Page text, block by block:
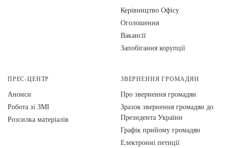
Керівництво Офісу
Оголошення
Вакансії
Запобігання корупції
ПРЕС-ЦЕНТР
Анонси
Робота зі ЗМІ
Розсилка матеріалів
ЗВЕРНЕННЯ ГРОМАДЯН
Про звернення громадян
Зразок звернення громадян до
Президента України
Графік прийому громадян
Електронні петиції